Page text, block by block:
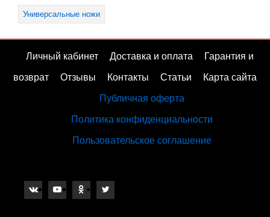
Универсальные ножи
Личный кабинет Доставка и оплата Гарантия и
возврат Отзывы Контакты Статьи Карта сайта
Публичная оферта
Политика конфиденциальности
Пользовательское соглашение